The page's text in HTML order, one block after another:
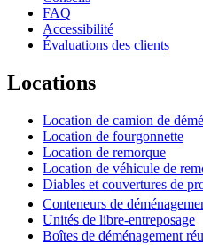
FAQ
Accessibilité
Évaluations des clients
Locations
Location de camion de
Location de fourgonnette
Location de remorque
Location de véhicule de
Diables et couvertures de
Conteneurs de
Unités de libre-entreposage
Boîtes de déménagement